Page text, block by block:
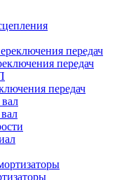
передач
передач
передач